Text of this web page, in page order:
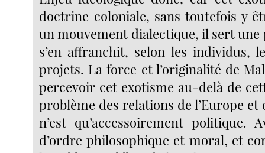
doctrine coloniale, sans toutefois y
un mouvement dialectique, il sert une
s’en affranchit, selon les individus,
projets. La force et l’originalité de
percevoir cet exotisme au-delà de
problème des relations de l’Europe et
n’est qu’accessoirement
d’ordre philosophique et moral, et